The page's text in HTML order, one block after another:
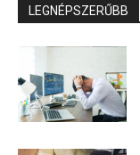
LEGNÉPSZERŰBB